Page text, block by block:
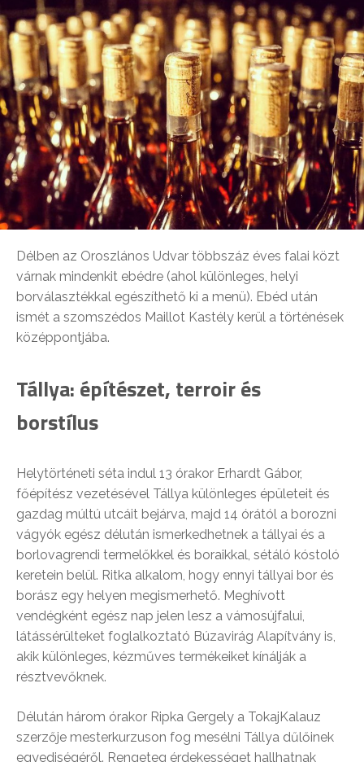
Délben az Oroszlános Udvar többszáz éves falai közt
várnak mindenkit ebédre (ahol különleges, helyi
borválasztékkal egészíthető ki a menü). Ebéd után
ismét a szomszédos Maillot Kastély kerül a történések
középpontjába.
Tállya: építészet, terroir és
borstílus
Helytörténeti séta indul 13 órakor Erhardt Gábor,
főépítész vezetésével Tállya különleges épületeit és
gazdag múltú utcáit bejárva, majd 14 órától a borozni
vágyók egész délután ismerkedhetnek a tállyai és a
borlovagrendi termelőkkel és boraikkal, sétáló kóstoló
keretein belül. Ritka alkalom, hogy ennyi tállyai bor és
borász egy helyen megismerhető. Meghívott
vendégként egész nap jelen lesz a vámosújfalui,
látássérülteket foglalkoztató Búzavirág Alapítvány is,
akik különleges, kézműves termékeiket kínálják a
résztvevőknek.
Délután három órakor Ripka Gergely a TokajKalauz
szerzője mesterkurzuson fog mesélni Tállya dűlőinek
egyediségéről. Rengeteg érdekességet hallhatnak